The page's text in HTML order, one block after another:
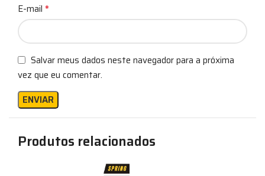
E-mail *
Salvar meus dados neste navegador para a próxima
vez que eu comentar.
Produtos relacionados